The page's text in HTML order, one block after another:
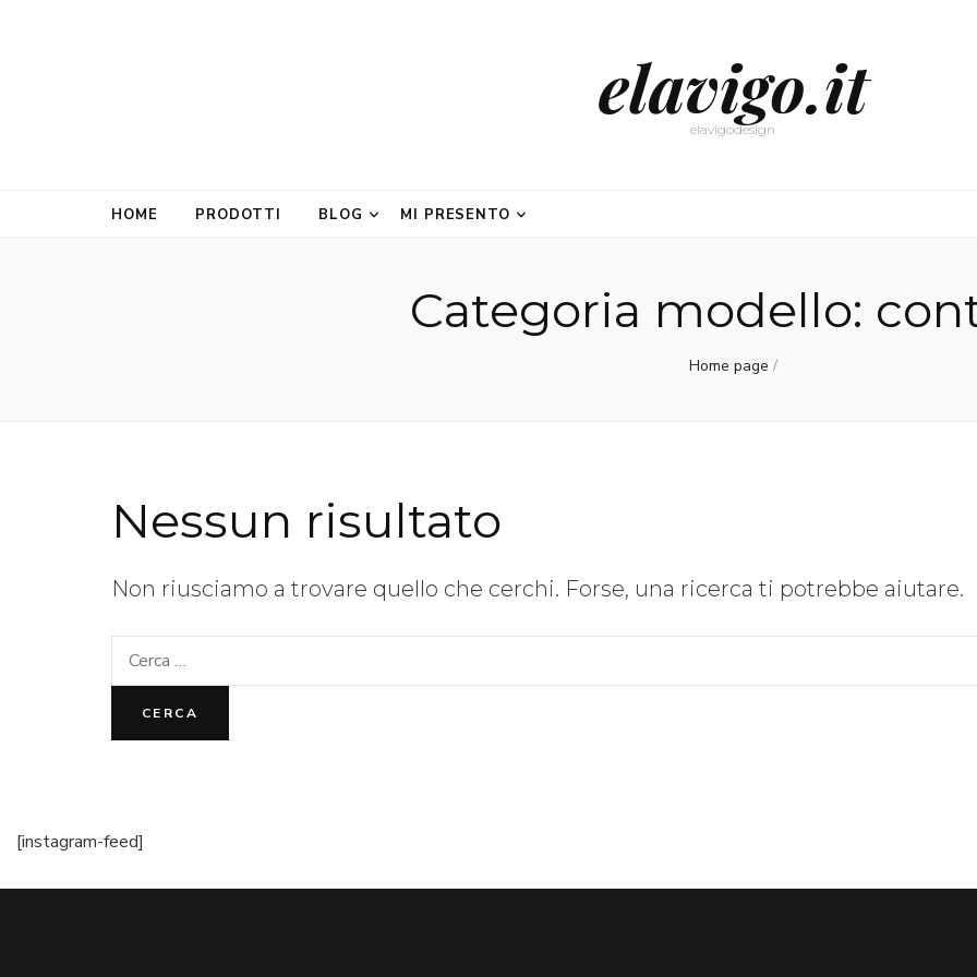
elavigo.it
elavigodesign
HOME PRODOTTI BLOG MI PRESENTO
Categoria modello:
Home page /
Nessun risultato
Non riusciamo a trovare quello che cerchi. Forse, una ricerca ti potrebbe aiutare.
Ricerca
[instagram-feed]